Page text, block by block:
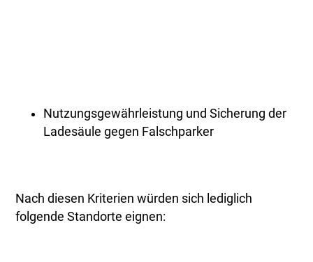
Nutzungsgewährleistung und Sicherung der
Ladesäule gegen Falschparker
Nach diesen Kriterien würden sich lediglich
folgende Standorte eignen: